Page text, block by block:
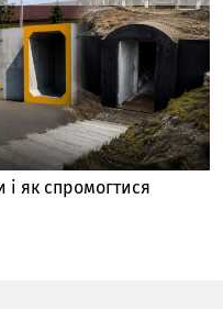
і як спромогтися